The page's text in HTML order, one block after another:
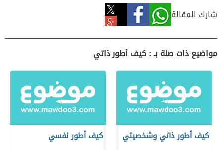
شارك المقالة
مواضيع ذات صلة بـ : كيف أطور ذاتي
كيف أطور ذاتي وشخصيتي كيف أطور نفسي